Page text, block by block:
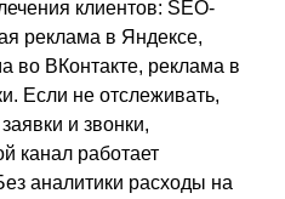
клиентов: SEO-
реклама в Яндексе,
во ВКонтакте, реклама в
Если не отслеживать,
и звонки,
канал работает
аналитики расходы на